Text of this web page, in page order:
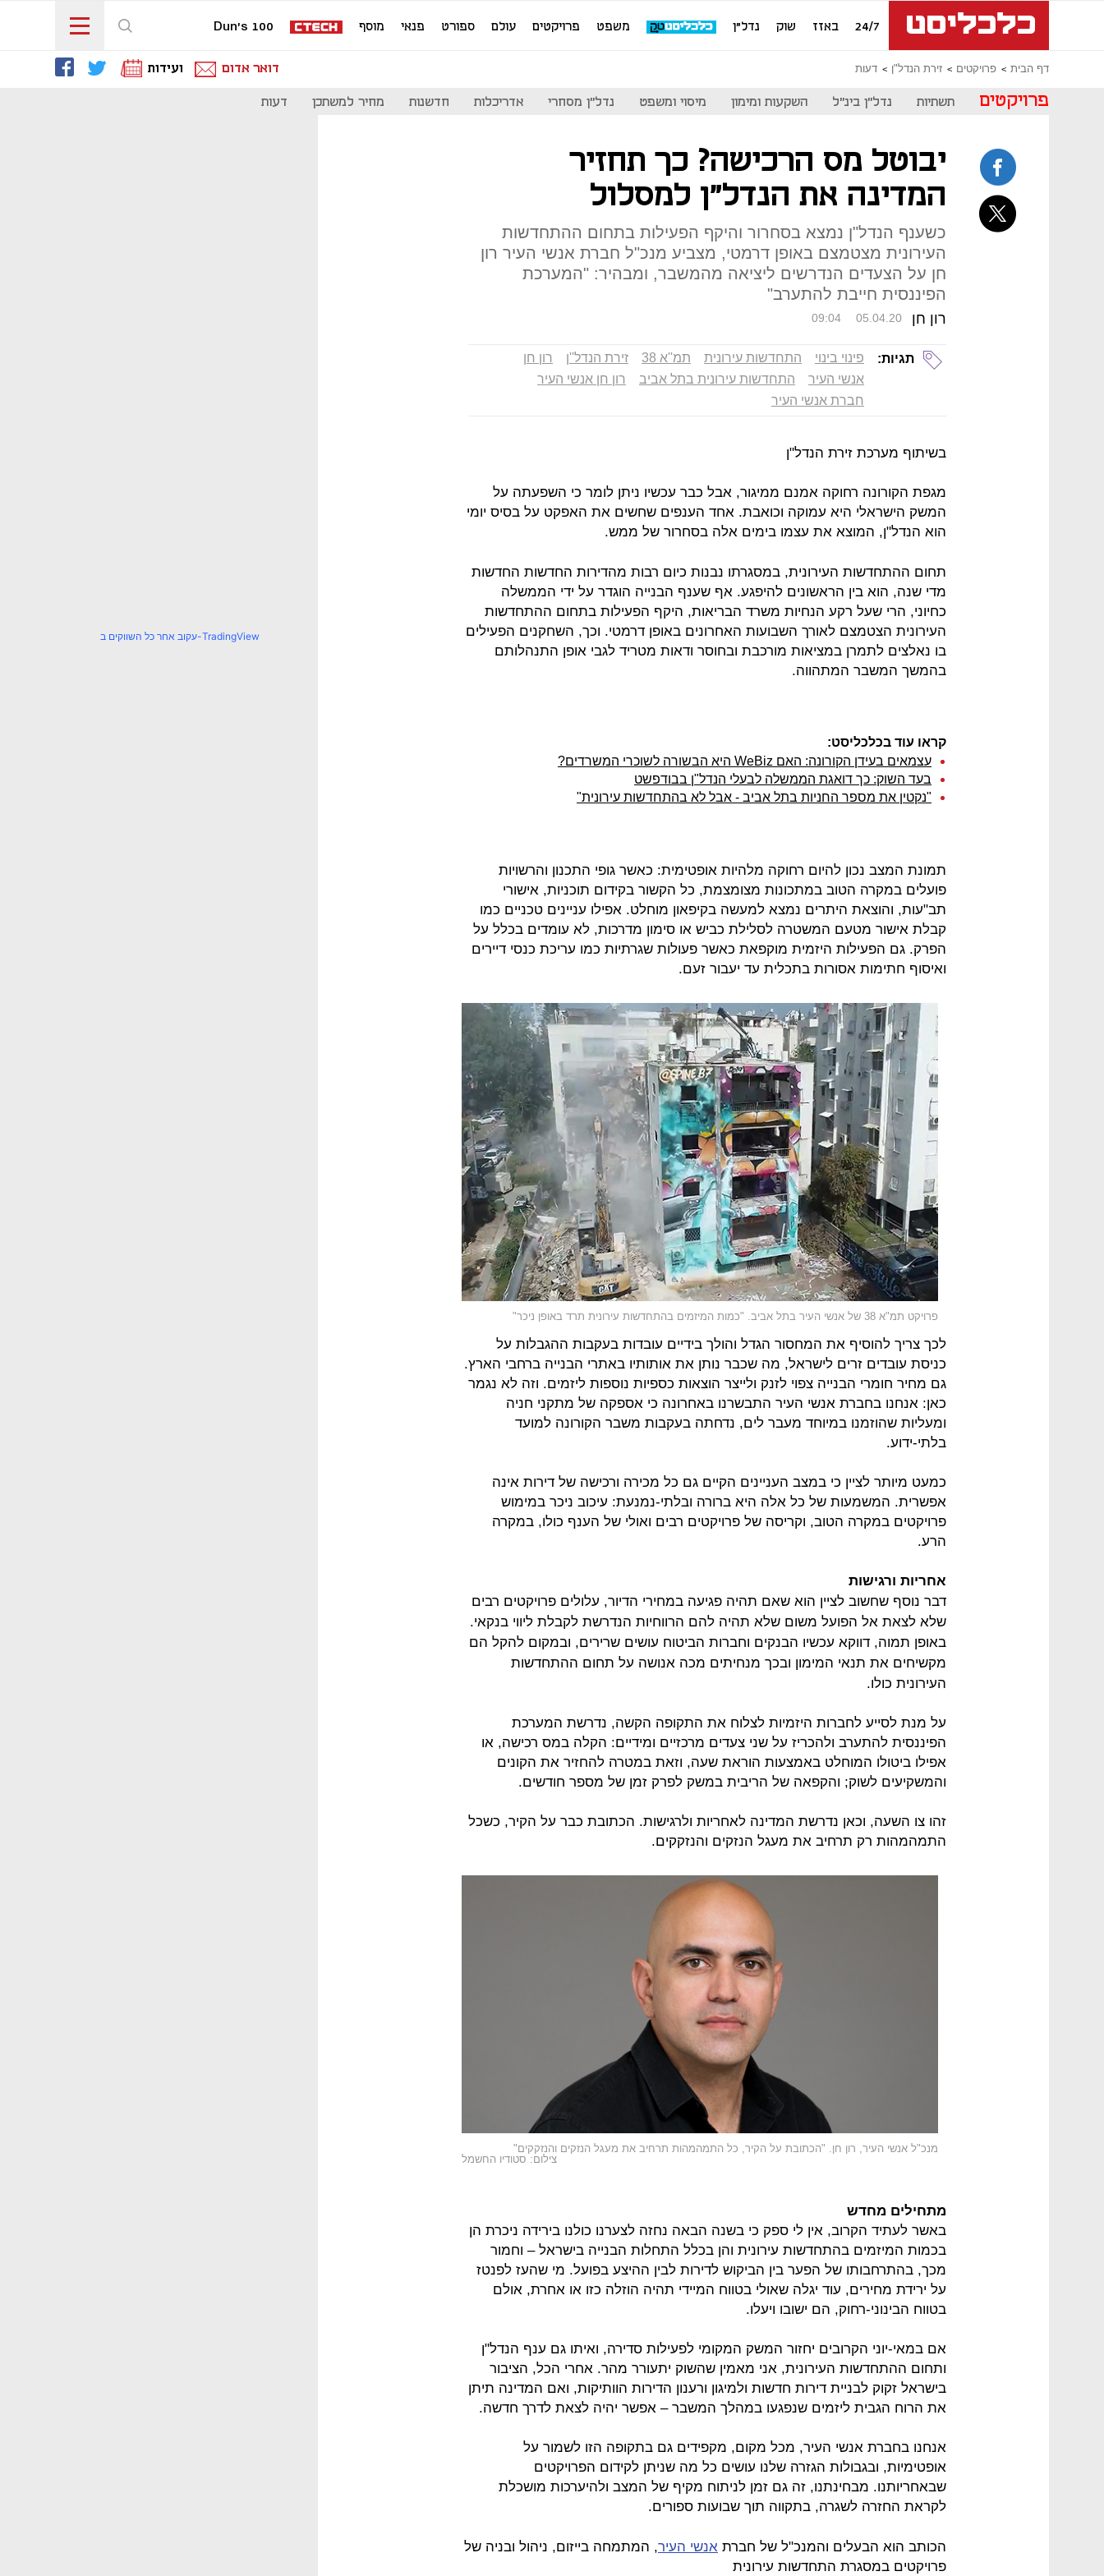
24/7 באזז שוק נדל"ן משפט פרויקטים עולם ספורט פנאי מוסף Dun's 100
דף הבית פרויקטים זירת הנדל"ן דעות דואר אדום ועידות
פרויקטים תשתיות נדל"ן בינ"ל השקעות ומימון מיסוי ומשפט נדל"ן מסחרי אדריכלות חדשנות מחיר למשתכן דעות
יבוטל מס הרכישה? כך תחזיר
המדינה את הנדל"ן למסלול
כשענף הנדל"ן נמצא בסחרור והיקף הפעילות בתחום ההתחדשות
העירונית מצטמצם באופן דרמטי, מצביע מנכ"ל חברת אנשי העיר רון
חן על הצעדים הנדרשים ליציאה מהמשבר, ומבהיר: "המערכת
הפיננסית חייבת להתערב"
רון חן 09:04 05.04.20
תגיות: פינוי בינוי התחדשות עירונית תמ''א 38 זירת הנדל''ן
רון חן
אנשי העיר
התחדשות עירונית בתל אביב
רון חן אנשי העיר
חברת אנשי העיר
בשיתוף מערכת זירת הנדל"ן
מגפת הקורונה רחוקה אמנם ממיגור, אבל כבר עכשיו ניתן לומר כי השפעתה על
המשק הישראלי היא עמוקה וכואבת. אחד הענפים שחשים את האפקט על בסיס יומי
הוא הנדל"ן, המוצא את עצמו בימים אלה בסחרור של ממש.
תחום ההתחדשות העירונית, במסגרתו נבנות כיום רבות מהדירות החדשות החדשות
מדי שנה, הוא בין הראשונים להיפגע. אף שענף הבנייה הוגדר על ידי הממשלה
כחיוני, הרי שעל רקע הנחיות משרד הבריאות, היקף הפעילות בתחום ההתחדשות
העירונית הצטמצם לאורך השבועות האחרונים באופן דרמטי. וכך, השחקנים הפעילים
בו נאלצים לתמרן במציאות מורכבת ובחוסר ודאות מטריד לגבי אופן התנהלותם
בהמשך המשבר המתהווה.
קראו עוד בכלכליסט:
עצמאים בעידן הקורונה: האם WeBiz היא הבשורה לשוכרי המשרדים?
בעד השוק: כך דואגת הממשלה לבעלי הנדל"ן בבודפשט
"נקטין את מספר החניות בתל אביב - אבל לא בהתחדשות עירונית"
תמונת המצב נכון להיום רחוקה מלהיות אופטימית: כאשר גופי התכנון והרשויות
פועלים במקרה הטוב במתכונות מצומצמת, כל הקשור בקידום תוכניות, אישורי
תב"עות, והוצאת היתרים נמצא למעשה בקיפאון מוחלט. אפילו עניינים טכניים כמו
קבלת אישור מטעם המשטרה לסלילת כביש או סימון מדרכות, לא עומדים בכלל על
הפרק. גם הפעילות היזמית מוקפאת כאשר פעולות שגרתיות כמו עריכת כנסי דיירים
ואיסוף חתימות אסורות בתכלית עד יעבור זעם.
פרויקט תמ"א 38 של אנשי העיר בתל אביב. "כמות המיזמים בהתחדשות עירונית תרד באופן ניכר"
לכך צריך להוסיף את המחסור הגדל והולך בידיים עובדות בעקבות ההגבלות על
כניסת עובדים זרים לישראל, מה שכבר נותן את אותותיו באתרי הבנייה ברחבי הארץ.
גם מחיר חומרי הבנייה צפוי לזנק ולייצר הוצאות כספיות נוספות ליזמים. וזה לא נגמר
כאן: אנחנו בחברת אנשי העיר התבשרנו באחרונה כי אספקה של מתקני חניה
ומעליות שהוזמנו במיוחד מעבר לים, נדחתה בעקבות משבר הקורונה למועד
בלתי-ידוע.
כמעט מיותר לציין כי במצב העניינים הקיים גם כל מכירה ורכישה של דירות אינה
אפשרית. המשמעות של כל אלה היא ברורה ובלתי-נמנעת: עיכוב ניכר במימוש
פרויקטים במקרה הטוב, וקריסה של פרויקטים רבים ואולי של הענף כולו, במקרה
הרע.
אחריות ורגישות
דבר נוסף שחשוב לציין הוא שאם תהיה פגיעה במחירי הדיור, עלולים פרויקטים רבים
שלא לצאת אל הפועל משום שלא תהיה להם הרווחיות הנדרשת לקבלת ליווי בנקאי.
באופן תמוה, דווקא עכשיו הבנקים וחברות הביטוח עושים שרירים, ובמקום להקל הם
מקשיחים את תנאי המימון ובכך מנחיתים מכה אנושה על תחום ההתחדשות
העירונית כולו.
על מנת לסייע לחברות היזמיות לצלוח את התקופה הקשה, נדרשת המערכת
הפיננסית להתערב ולהכריז על שני צעדים מרכזיים ומידיים: הקלה במס רכישה, או
אפילו ביטולו המוחלט באמצעות הוראת שעה, וזאת במטרה להחזיר את הקונים
והמשקיעים לשוק; והקפאה של הריבית במשק לפרק זמן של מספר חודשים.
זהו צו השעה, וכאן נדרשת המדינה לאחריות ולרגישות. הכתובת כבר על הקיר, כשכל
התמהמהות רק תרחיב את מעגל הנזקים והנזקקים.
מנכ"ל אנשי העיר, רון חן. "הכתובת על הקיר, כל התמהמהות תרחיב את מעגל הנזקים והנזקקים"
צילום: סטודיו החשמל
מתחילים מחדש
באשר לעתיד הקרוב, אין לי ספק כי בשנה הבאה נחזה לצערנו כולנו בירידה ניכרת הן
בכמות המיזמים בהתחדשות עירונית והן בכלל התחלות הבנייה בישראל – וחמור
מכך, בהתרחבותו של הפער בין הביקוש לדירות לבין ההיצע בפועל. מי שהעז לפנטז
על ירידת מחירים, עוד יגלה שאולי בטווח המיידי תהיה הוזלה כזו או אחרת, אולם
בטווח הבינוני-רחוק, הם ישובו ויעלו.
אם במאי-יוני הקרובים יחזור המשק המקומי לפעילות סדירה, ואיתו גם ענף הנדל"ן
ותחום ההתחדשות העירונית, אני מאמין שהשוק יתעורר מהר. אחרי הכל, הציבור
בישראל זקוק לבניית דירות חדשות ולמיגון ורענון הדירות הוותיקות, ואם המדינה תיתן
את הרוח הגבית ליזמים שנפגעו במהלך המשבר – אפשר יהיה לצאת לדרך חדשה.
אנחנו בחברת אנשי העיר, מכל מקום, מקפידים גם בתקופה הזו לשמור על
אופטימיות, ובגבולות הגזרה שלנו עושים כל מה שניתן לקידום הפרויקטים
שבאחריותנו. מבחינתנו, זה גם זמן לניתוח מקיף של המצב ולהיערכות מושכלת
לקראת החזרה לשגרה, בתקווה תוך שבועות ספורים.
הכותב הוא הבעלים והמנכ"ל של חברת אנשי העיר, המתמחה בייזום, ניהול ובניה של
פרויקטים במסגרת התחדשות עירונית
עקוב אחר כל השווקים ב-TradingView